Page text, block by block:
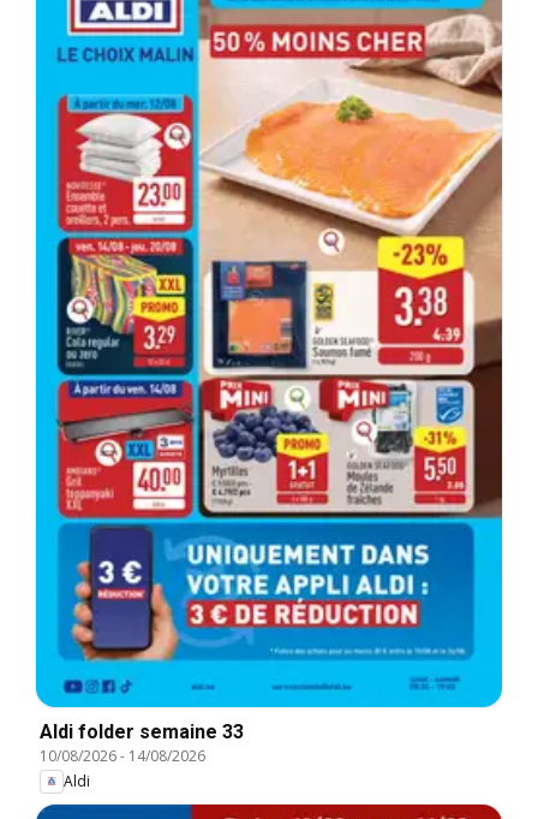
Aldi folder semaine 33
10/08/2026- 14/08/2026
Aldi